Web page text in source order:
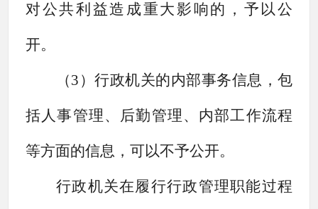
对公共利益造成重大影响的，予以公
开。
（3）行政机关的内部事务信息，包
括人事管理、后勤管理、内部工作流程
等方面的信息，可以不予公开。
行政机关在履行行政管理职能过程